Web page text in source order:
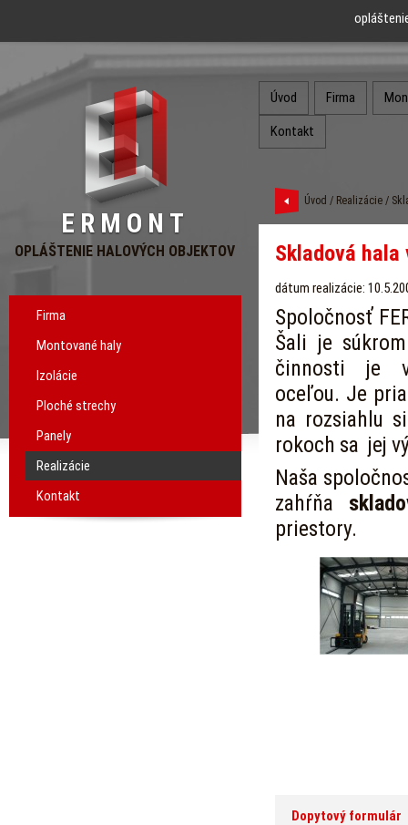
ERMONT
OPLÁŠTENIE HALOVÝCH OBJEKTOV
Firma
Montované haly
Izolácie
Ploché strechy
Panely
Realizácie
Kontakt
Úvod Firma
Kontakt
Úvod / Realizácie /
Skladová hala
dátum realizácie:
Spoločnosť
Šali je
činnosti je
oceľou. Je
na rozsiahlu
rokoch sa jej
Naša
zahŕňa
priestory.
Dopytový formulár